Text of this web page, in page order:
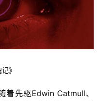
》
着先驱Edwin Catmull、